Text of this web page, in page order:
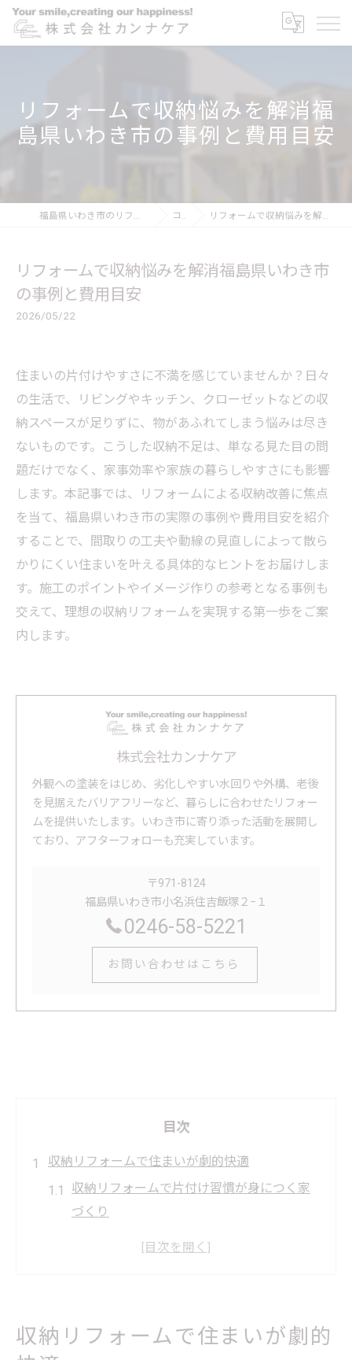
リフォームで収納悩みを解消福
島県いわき市の事例と費用目安
福島県いわき市のリフォームなら株式会社カンナケア コラム リフォームで収納悩みを解消福島県いわき市の事例と費用目安
リフォームで収納悩みを解消福島県いわき市
の事例と費用目安
2026/05/22
住まいの片付けやすさに不満を感じていませんか？日々
の生活で、リビングやキッチン、クローゼットなどの収
納スペースが足りずに、物があふれてしまう悩みは尽き
ないものです。こうした収納不足は、単なる見た目の問
題だけでなく、家事効率や家族の暮らしやすさにも影響
します。本記事では、リフォームによる収納改善に焦点
を当て、福島県いわき市の実際の事例や費用目安を紹介
することで、間取りの工夫や動線の見直しによって散ら
かりにくい住まいを叶える具体的なヒントをお届けしま
す。施工のポイントやイメージ作りの参考となる事例も
交えて、理想の収納リフォームを実現する第一歩をご案
内します。
株式会社カンナケア
外観への塗装をはじめ、劣化しやすい水回りや外構、老後
を見据えたバリアフリーなど、暮らしに合わせたリフォー
ムを提供いたします。いわき市に寄り添った活動を展開し
ており、アフターフォローも充実しています。
〒971-8124
福島県いわき市小名浜住吉飯塚２−１
0246-58-5221
お問い合わせはこちら
目次
収納リフォームで住まいが劇的快適
収納リフォームで片付け習慣が身につく家
づくり
リフォームを活用した快適な収納空間への
リフォーム後の住まいで感じる快適な毎日
収納リフォームで住まいが劇的